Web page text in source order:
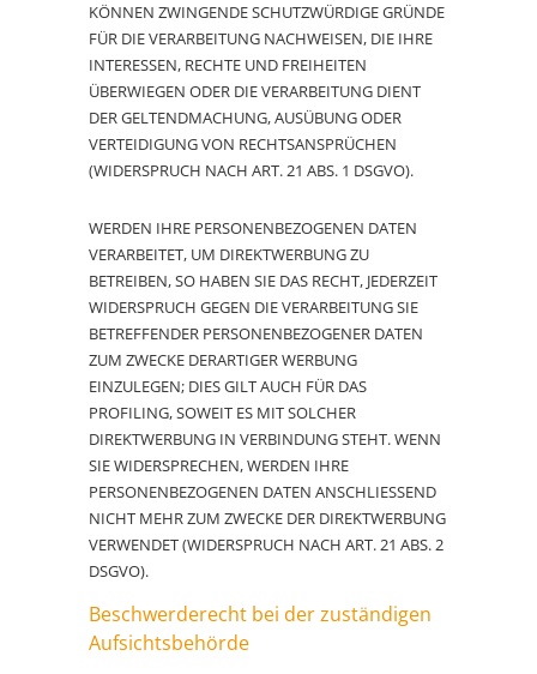
KÖNNEN ZWINGENDE SCHUTZWÜRDIGE GRÜNDE
FÜR DIE VERARBEITUNG NACHWEISEN, DIE IHRE
INTERESSEN, RECHTE UND FREIHEITEN
ÜBERWIEGEN ODER DIE VERARBEITUNG DIENT
DER GELTENDMACHUNG, AUSÜBUNG ODER
VERTEIDIGUNG VON RECHTSANSPRÜCHEN
(WIDERSPRUCH NACH ART. 21 ABS. 1 DSGVO).
WERDEN IHRE PERSONENBEZOGENEN DATEN
VERARBEITET, UM DIREKTWERBUNG ZU
BETREIBEN, SO HABEN SIE DAS RECHT, JEDERZEIT
WIDERSPRUCH GEGEN DIE VERARBEITUNG SIE
BETREFFENDER PERSONENBEZOGENER DATEN
ZUM ZWECKE DERARTIGER WERBUNG
EINZULEGEN; DIES GILT AUCH FÜR DAS
PROFILING, SOWEIT ES MIT SOLCHER
DIREKTWERBUNG IN VERBINDUNG STEHT. WENN
SIE WIDERSPRECHEN, WERDEN IHRE
PERSONENBEZOGENEN DATEN ANSCHLIESSEND
NICHT MEHR ZUM ZWECKE DER DIREKTWERBUNG
VERWENDET (WIDERSPRUCH NACH ART. 21 ABS. 2
DSGVO).
Beschwerde­recht bei der zuständigen
Aufsichts­behörde